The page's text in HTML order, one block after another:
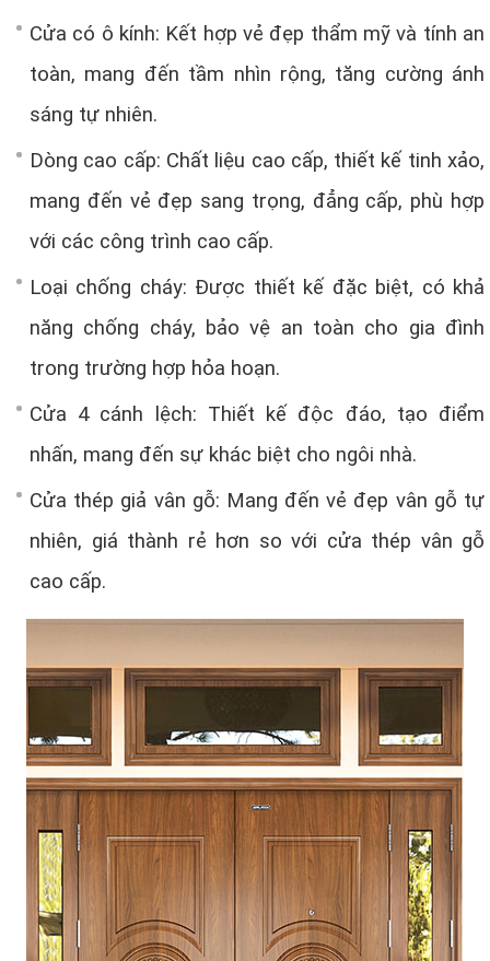
Cửa có ô kính: Kết hợp vẻ đẹp thẩm mỹ và tính an
toàn, mang đến tầm nhìn rộng, tăng cường ánh
sáng tự nhiên.
Dòng cao cấp: Chất liệu cao cấp, thiết kế tinh xảo,
mang đến vẻ đẹp sang trọng, đẳng cấp, phù hợp
với các công trình cao cấp.
Loại chống cháy: Được thiết kế đặc biệt, có khả
năng chống cháy, bảo vệ an toàn cho gia đình
trong trường hợp hỏa hoạn.
Cửa 4 cánh lệch: Thiết kế độc đáo, tạo điểm
nhấn, mang đến sự khác biệt cho ngôi nhà.
Cửa thép giả vân gỗ: Mang đến vẻ đẹp vân gỗ tự
nhiên, giá thành rẻ hơn so với cửa thép vân gỗ
cao cấp.